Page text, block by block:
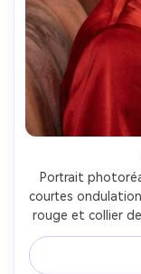
Portrait
courtes
rouge et collier
chaude
f/2.8,